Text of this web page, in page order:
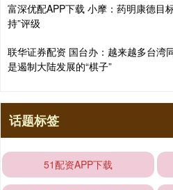
富深优配APP下载 小摩：药明康德目
持”评级
联华证券配资 国台办：越来越多台湾
是遏制大陆发展的“棋子”
话题标签
51配资APP下载